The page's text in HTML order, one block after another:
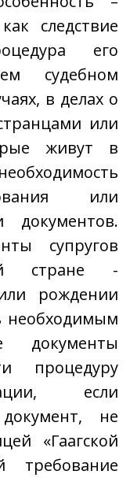
следствие
его
судебном
в делах о
или
живут в
или
документов.
супругов
стране -
рождении
необходимым
документы
процедуру
если
не
«Гаагской
требование